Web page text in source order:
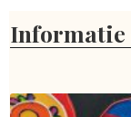
Informatie